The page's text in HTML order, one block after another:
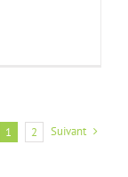
1 2 Suivant